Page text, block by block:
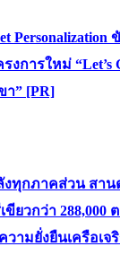
Personalization
งการใหม่ “Let’s
า” [PR]
ทุกภาคส่วน สาน
ยวกว่า 288,000
วามยั่งยืนเครือเ